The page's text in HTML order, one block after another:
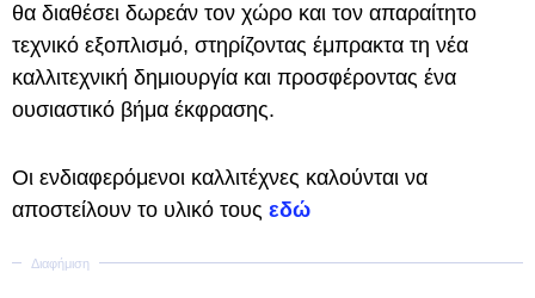
θα διαθέσει δωρεάν τον χώρο και τον απαραίτητο
τεχνικό εξοπλισμό, στηρίζοντας έμπρακτα τη νέα
καλλιτεχνική δημιουργία και προσφέροντας ένα
ουσιαστικό βήμα έκφρασης.
Οι ενδιαφερόμενοι καλλιτέχνες καλούνται να
αποστείλουν το υλικό τους εδώ